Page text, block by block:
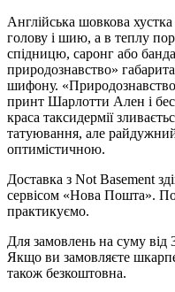
Англійська шовкова хустка
голову і шию, а в теплу
спідницю, саронг або
природознавство»
шифону.
принт Шарлотти Ален і
краса таксидермії
татуювання, але
оптимістичною.
Доставка з Not Basement
сервісом «Нова Пошта».
практикуємо.
Для замовлень на суму від
Якщо ви замовляєте
також безкоштовна.